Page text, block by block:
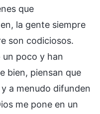
que
la gente siempre
son codiciosos.
un poco y han
bien, piensan que
a menudo difunden
me pone en un